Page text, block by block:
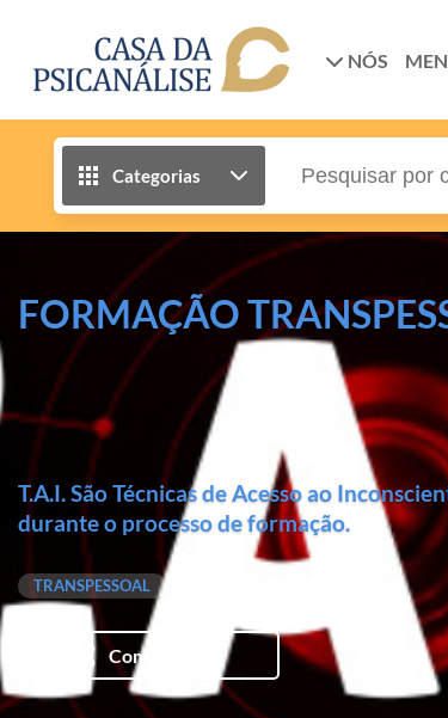
NÓS
Categorias
FORMAÇÃO
T.A.I. São Técnicas de Acesso ao
durante o processo de formação.
TRANSPESSOAL
Compartilhar